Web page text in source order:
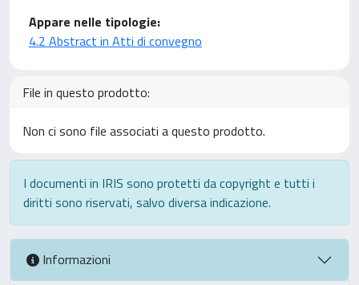
Appare nelle tipologie:
4.2 Abstract in Atti di convegno
File in questo prodotto:
Non ci sono file associati a questo prodotto.
I documenti in IRIS sono protetti da copyright e tutti i
diritti sono riservati, salvo diversa indicazione.
Informazioni